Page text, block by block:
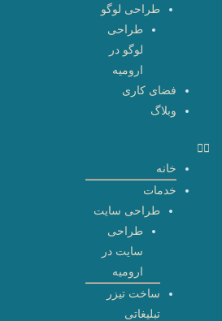
طراحی لوگو
طراحی
لوگو در
ارومیه
فضای کاری
وبلاگ
خانه
خدمات
طراحی سایت
طراحی
سایت در
ارومیه
ساخت تیزر
تبلیغاتی